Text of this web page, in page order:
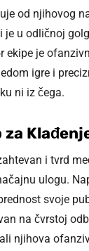
od njihovog
je u odličnoj
ekipe je
igre i
ni iz čega.
za
i tvrd
ulogu.
svoje
na čvrstoj
njihova